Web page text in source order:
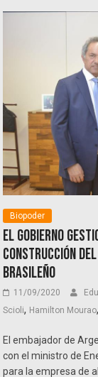
Biopoder
El Gobierno
construcción
Brasileño
11/09/2020
Scioli, Hamilton Mourao,
El embajador de
con el ministro de
para la empresa de